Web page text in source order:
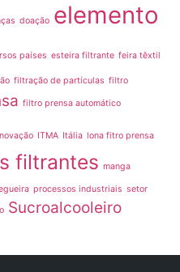
doação elemento
países esteira filtrante feira têxtil
filtração de partículas filtro
filtro prensa automático
ITMA Itália lona fitro prensa
filtrantes manga
processos industriais setor
Sucroalcooleiro